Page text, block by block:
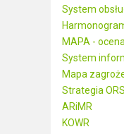
System
MAPA -
System
Mapa
Strategia
ARiMR
KOWR